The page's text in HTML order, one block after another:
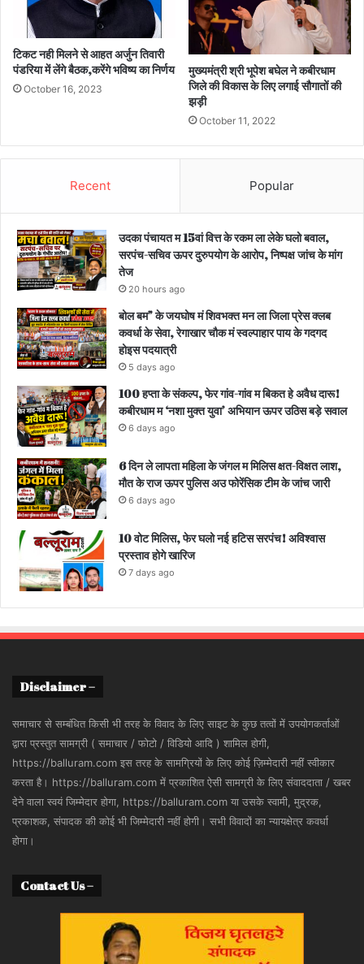
टिकट नही मिलने से आहत अर्जुन तिवारी
पंडरिया में लेंगे बैठक,करेंगे भविष्य का निर्णय
October 16, 2023
मुख्यमंत्री श्री भूपेश बघेल ने कबीरधाम
जिले की विकास के लिए लगाई सौगातों की
झड़ी
October 11, 2022
Recent Popular
उदका पंचायत म 15वां वित्त के रकम ला लेके घलो बवाल,
सरपंच-सचिव ऊपर दुरुपयोग के आरोप, निष्पक्ष जांच के मांग
तेज
20 hours ago
बोल बम” के जयघोष मं शिवभक्त मन ला जिला प्रेस क्लब
कवर्धा के सेवा, रेगाखार चौक मं स्वल्पाहार पाय के गदगद
होइस पदयात्री
5 days ago
100 हप्ता के संकल्प, फेर गांव-गांव म बिकत हे अवैध दारू!
कबीरधाम म ‘नशा मुक्त युवा’ अभियान ऊपर उठिस बड़े सवाल
6 days ago
6 दिन ले लापता महिला के जंगल म मिलिस क्षत-विक्षत लाश,
मौत के राज ऊपर पुलिस अउ फोरेंसिक टीम के जांच जारी
6 days ago
10 वोट मिलिस, फेर घलो नई हटिस सरपंच! अविश्वास
प्रस्ताव होगे खारिज
7 days ago
Disclaimer –
समाचार से सम्बंधित किसी भी तरह के विवाद के लिए साइट के कुछ तत्वों में उपयोगकर्ताओं
द्वारा प्रस्तुत सामग्री ( समाचार / फोटो / विडियो आदि ) शामिल होगी,
https://balluram.com इस तरह के सामग्रियों के लिए कोई ज़िम्मेदारी नहीं स्वीकार
करता है। https://balluram.com में प्रकाशित ऐसी सामग्री के लिए संवाददाता / खबर
देने वाला स्वयं जिम्मेदार होगा, https://balluram.com या उसके स्वामी, मुद्रक,
प्रकाशक, संपादक की कोई भी जिम्मेदारी नहीं होगी। सभी विवादों का न्यायक्षेत्र कवर्धा
होगा।
Contact Us –